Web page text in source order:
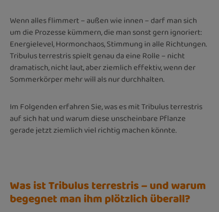
Wenn alles flimmert – außen wie innen – darf man sich
um die Prozesse kümmern, die man sonst gern ignoriert:
Energielevel, Hormonchaos, Stimmung in alle Richtungen.
Tribulus terrestris spielt genau da eine Rolle – nicht
dramatisch, nicht laut, aber ziemlich effektiv, wenn der
Sommerkörper mehr will als nur durchhalten.
Im Folgenden erfahren Sie, was es mit Tribulus terrestris
auf sich hat und warum diese unscheinbare Pflanze
gerade jetzt ziemlich viel richtig machen könnte.
Was ist Tribulus terrestris – und warum
begegnet man ihm plötzlich überall?